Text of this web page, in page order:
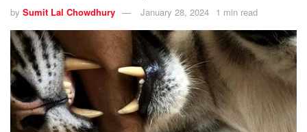
by Sumit Lal Chowdhury January 28, 2024 1 min read